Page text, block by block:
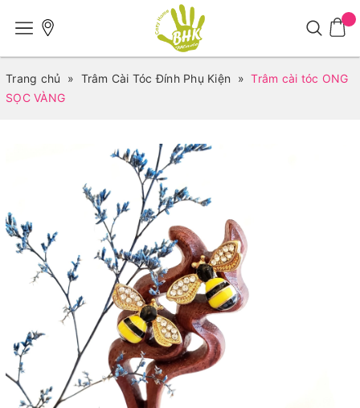
Trang chủ » Trâm Cài Tóc Đính Phụ Kiện » Trâm cài tóc ONG
SỌC VÀNG